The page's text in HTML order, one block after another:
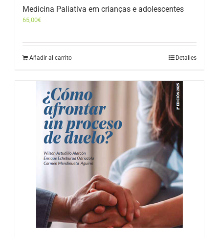
Medicina Paliativa em crianças e adolescentes
65,00€
Añadir al carrito Detalles